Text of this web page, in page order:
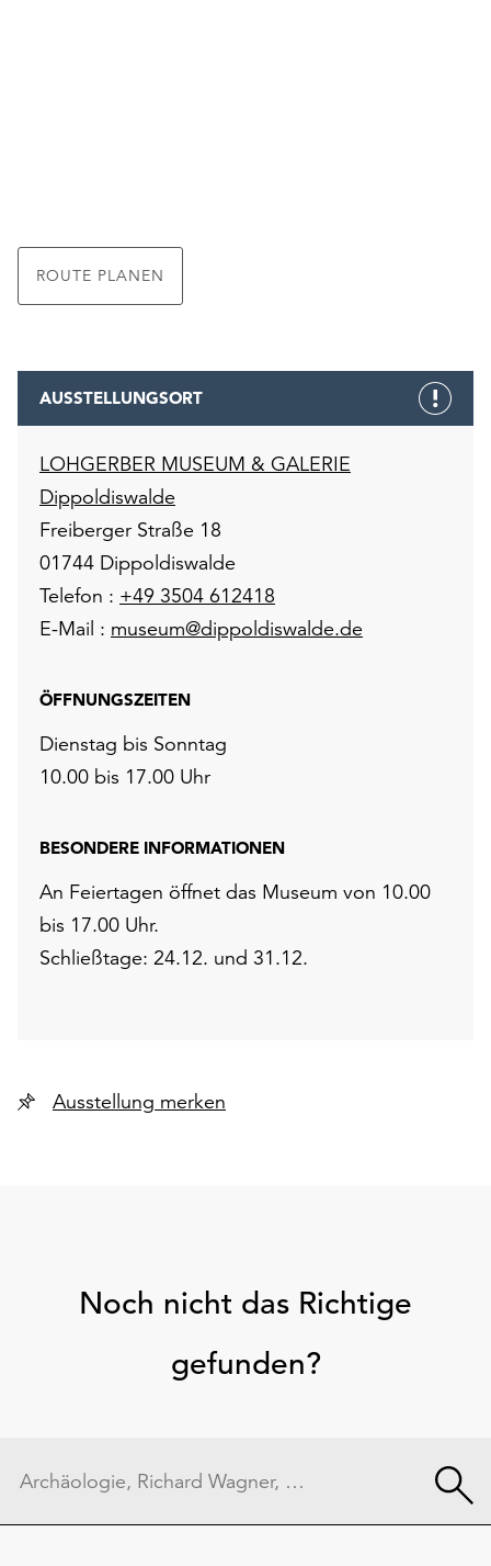
ROUTE PLANEN
AUSSTELLUNGSORT
LOHGERBER MUSEUM & GALERIE
Dippoldiswalde
Freiberger Straße 18
01744 Dippoldiswalde
Telefon : +49 3504 612418
E-Mail : museum@dippoldiswalde.de
ÖFFNUNGSZEITEN
Dienstag bis Sonntag
10.00 bis 17.00 Uhr
BESONDERE INFORMATIONEN
An Feiertagen öffnet das Museum von 10.00
bis 17.00 Uhr.
Schließtage: 24.12. und 31.12.
Ausstellung merken
Noch nicht das Richtige
gefunden?